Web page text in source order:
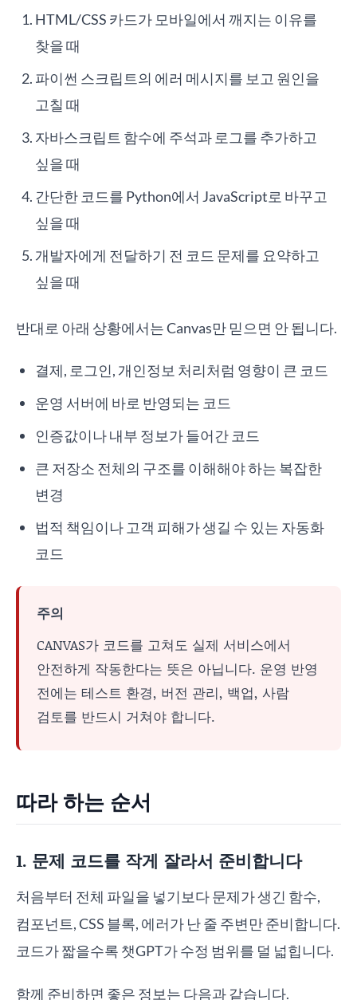
HTML/CSS 카드가 모바일에서 깨지는 이유를
찾을 때
파이썬 스크립트의 에러 메시지를 보고 원인을
고칠 때
자바스크립트 함수에 주석과 로그를 추가하고
싶을 때
간단한 코드를 Python에서 JavaScript로 바꾸고
싶을 때
개발자에게 전달하기 전 코드 문제를 요약하고
싶을 때
반대로 아래 상황에서는 Canvas만 믿으면 안 됩니다.
결제, 로그인, 개인정보 처리처럼 영향이 큰 코드
운영 서버에 바로 반영되는 코드
인증값이나 내부 정보가 들어간 코드
큰 저장소 전체의 구조를 이해해야 하는 복잡한
변경
법적 책임이나 고객 피해가 생길 수 있는 자동화
코드
주의
CANVAS가 코드를 고쳐도 실제 서비스에서
안전하게 작동한다는 뜻은 아닙니다. 운영 반영
전에는 테스트 환경, 버전 관리, 백업, 사람
검토를 반드시 거쳐야 합니다.
따라 하는 순서
1. 문제 코드를 작게 잘라서 준비합니다
처음부터 전체 파일을 넣기보다 문제가 생긴 함수,
컴포넌트, CSS 블록, 에러가 난 줄 주변만 준비합니다.
코드가 짧을수록 챗GPT가 수정 범위를 덜 넓힙니다.
함께 준비하면 좋은 정보는 다음과 같습니다.